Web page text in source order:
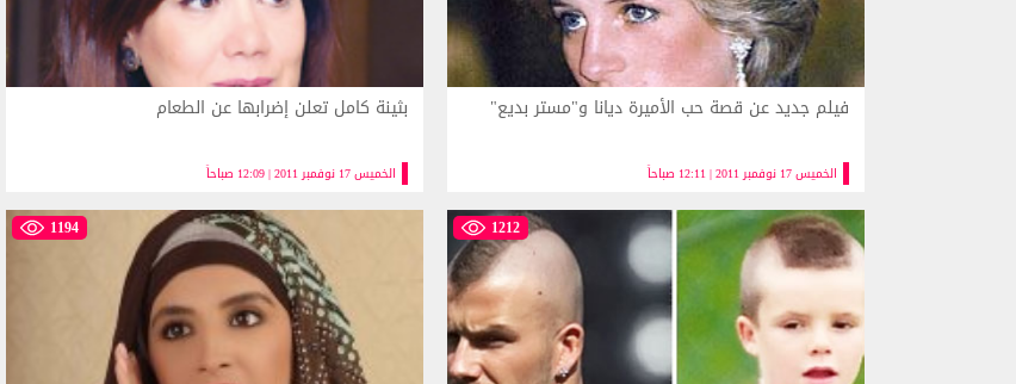
الخميس 17 نوفمبر 2011 | 12:11 صباحاً
فيلم جديد عن قصة حب الأميرة ديانا و"مستر بديع"
الخميس 17 نوفمبر 2011 | 12:09 صباحاً
بثينة كامل تعلن إضرابها عن الطعام
1212
1194